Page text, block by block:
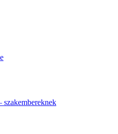
szakembereknek